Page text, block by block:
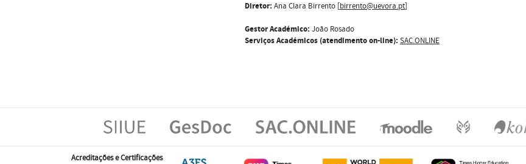
Diretor: Ana Clara Birrento [birrento@uevora.pt]
Gestor Académico: João Rosado
Serviços Académicos (atendimento on-line): SAC.ONLINE
Acreditações e Certificações